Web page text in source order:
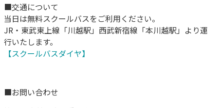
■交通について
当日は無料スクールバスをご利用ください。
JR・東武東上線「川越駅」西武新宿線「本川越駅」より運
行いたします。
【スクールバスダイヤ】
■お問い合わせ